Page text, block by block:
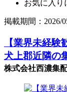
お気に入り
掲載期間：2026/
【業界未経験
犬上郡近隣の
株式会社西濃集